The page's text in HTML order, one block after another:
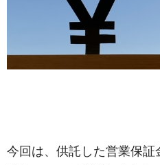
今回は、供託した営業保証